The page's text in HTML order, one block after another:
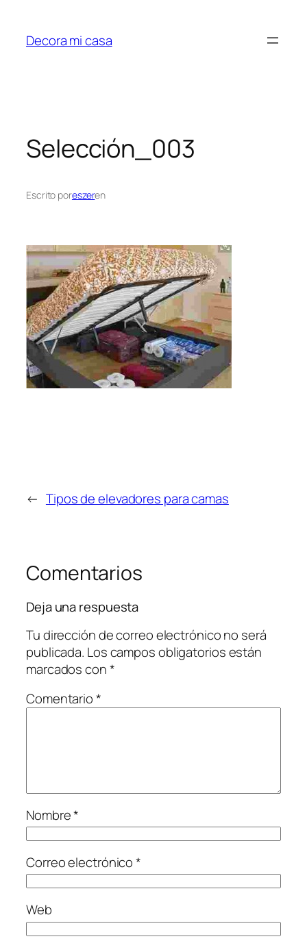
contenido
Decora mi casa
Selección_003
Escrito poreszeren
← Tipos de elevadores para camas
Comentarios
Deja una respuesta
Tu dirección de correo electrónico no será
publicada. Los campos obligatorios están
marcados con*
Comentario*
Nombre*
Correo electrónico*
Web